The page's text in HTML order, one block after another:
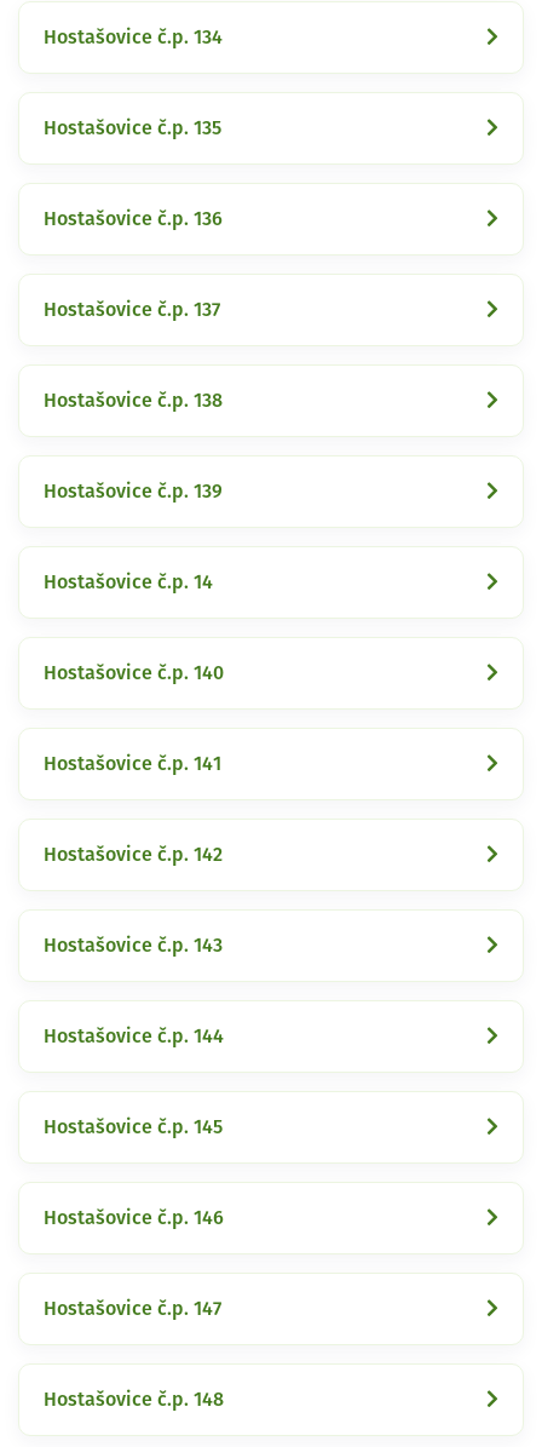
Hostašovice č.p. 134
Hostašovice č.p. 135
Hostašovice č.p. 136
Hostašovice č.p. 137
Hostašovice č.p. 138
Hostašovice č.p. 139
Hostašovice č.p. 14
Hostašovice č.p. 140
Hostašovice č.p. 141
Hostašovice č.p. 142
Hostašovice č.p. 143
Hostašovice č.p. 144
Hostašovice č.p. 145
Hostašovice č.p. 146
Hostašovice č.p. 147
Hostašovice č.p. 148